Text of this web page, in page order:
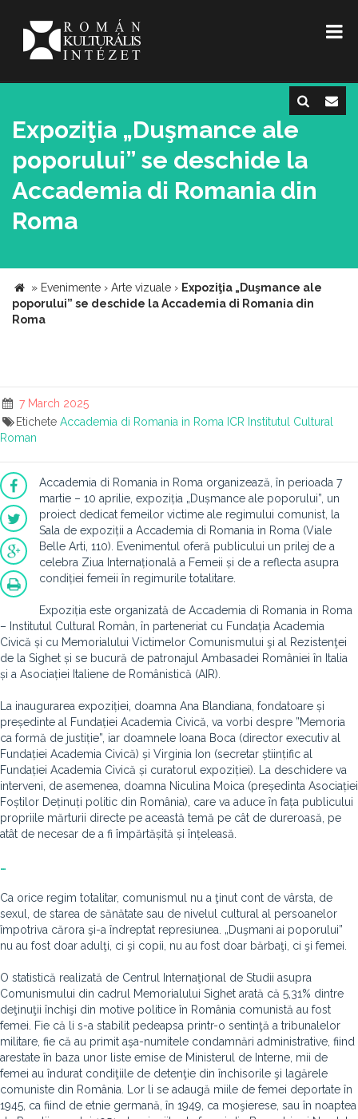
Expoziţia „Duşmance ale
poporului” se deschide la
Accademia di Romania din
Roma
» Evenimente › Arte vizuale › Expoziţia „Duşmance ale
poporului” se deschide la Accademia di Romania din
Roma
7 March 2025
Etichete Accademia di Romania in Roma ICR Institutul Cultural
Roman
Accademia di Romania in Roma organizează, în perioada 7
martie – 10 aprilie, expoziția „Dușmance ale poporului”, un
proiect dedicat femeilor victime ale regimului comunist, la
Sala de expoziții a Accademia di Romania in Roma (Viale
Belle Arti, 110). Evenimentul oferă publicului un prilej de a
celebra Ziua Internațională a Femeii și de a reflecta asupra
condiției femeii în regimurile totalitare.
Expoziția este organizată de Accademia di Romania in Roma
– Institutul Cultural Român, în parteneriat cu Fundația Academia
Civică și cu Memorialului Victimelor Comunismului şi al Rezistenţei
de la Sighet și se bucură de patronajul Ambasadei României în Italia
și a Asociației Italiene de Românistică (AIR).
La inaugurarea expoziției, doamna Ana Blandiana, fondatoare și
președinte al Fundației Academia Civică, va vorbi despre ”Memoria
ca formă de justiție”, iar doamnele Ioana Boca (director executiv al
Fundației Academia Civică) și Virginia Ion (secretar științific al
Fundației Academia Civică și curatorul expoziției). La deschidere va
interveni, de asemenea, doamna Niculina Moica (președinta Asociației
Foștilor Deținuți politic din România), care va aduce în fața publicului
propriile mărturii directe pe această temă pe cât de dureroasă, pe
atât de necesar de a fi împărtășită și înțeleasă.
…
Ca orice regim totalitar, comunismul nu a ţinut cont de vârsta, de
sexul, de starea de sănătate sau de nivelul cultural al persoanelor
împotriva cărora şi-a îndreptat represiunea. „Duşmani ai poporului”
nu au fost doar adulţi, ci şi copii, nu au fost doar bărbaţi, ci şi femei.
O statistică realizată de Centrul Internaţional de Studii asupra
Comunismului din cadrul Memorialului Sighet arată că 5,31% dintre
deţinuţii închişi din motive politice în România comunistă au fost
femei. Fie că li s-a stabilit pedeapsa printr-o sentinţă a tribunalelor
militare, fie că au primit aşa-numitele condamnări administrative, fiind
arestate în baza unor liste emise de Ministerul de Interne, mii de
femei au îndurat condiţiile de detenţie din închisorile şi lagărele
comuniste din România. Lor li se adaugă miile de femei deportate în
1945, ca fiind de etnie germană, în 1949, ca moşierese, sau în noaptea